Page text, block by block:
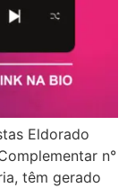
Eldorado
n°
têm gerado